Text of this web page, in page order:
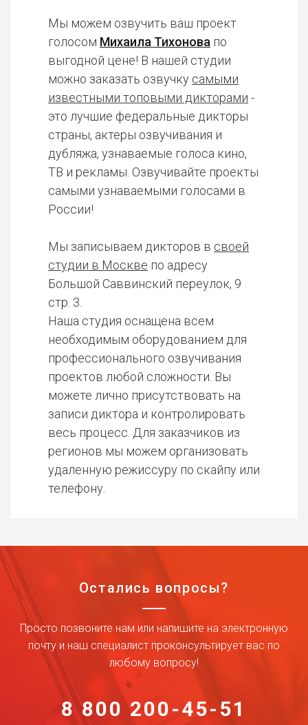
Мы можем озвучить ваш проект
голосом Михаила Тихонова по
выгодной цене! В нашей студии
можно заказать озвучку самыми
известными топовыми дикторами -
это лучшие федеральные дикторы
страны, актеры озвучивания и
дубляжа, узнаваемые голоса кино,
ТВ и рекламы. Озвучивайте проекты
самыми узнаваемыми голосами в
России!
Мы записываем дикторов в своей
студии в Москве по адресу
Большой Саввинский переулок, 9
стр. 3.
Наша студия оснащена всем
необходимым оборудованием для
профессионального озвучивания
проектов любой сложности. Вы
можете лично присутствовать на
записи диктора и контролировать
весь процесс. Для заказчиков из
регионов мы можем организовать
удаленную режиссуру по скайпу или
телефону.
Остались вопросы?
Просто позвоните нам или напишите на электронную
почту и наш специалист проконсультирует вас по
любому вопросу!
8 800 200-45-51